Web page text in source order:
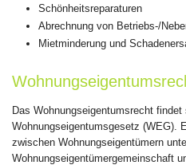
Schönheitsreparaturen
Abrechnung von Betriebs-/
Mietminderung und
Das Wohnungseigentumsrecht
Wohnungseigentumsgesetz (WEG).
zwischen Wohnungseigentümern
Wohnungseigentümergemeinschaft